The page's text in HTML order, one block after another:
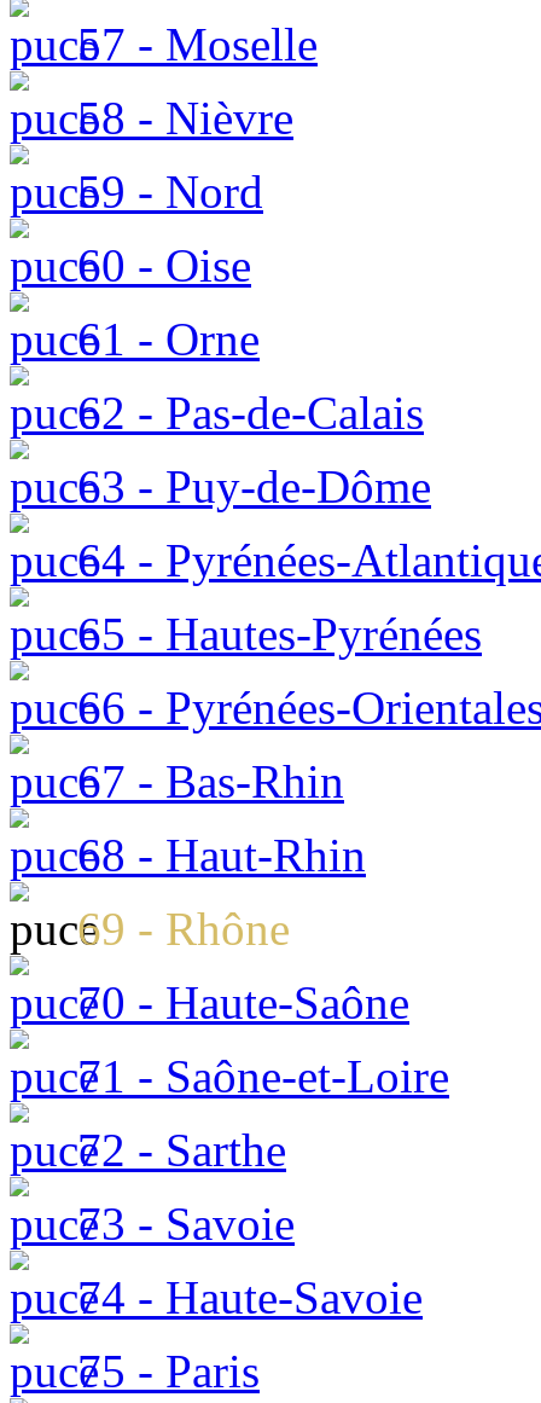
57 - Moselle
58 - Nièvre
59 - Nord
60 - Oise
61 - Orne
62 - Pas-de-Calais
63 - Puy-de-Dôme
64 - Pyrénées-
65 - Hautes-Pyrénées
66 - Pyrénées-
67 - Bas-Rhin
68 - Haut-Rhin
69 - Rhône
70 - Haute-Saône
71 - Saône-et-Loire
72 - Sarthe
73 - Savoie
74 - Haute-Savoie
75 - Paris